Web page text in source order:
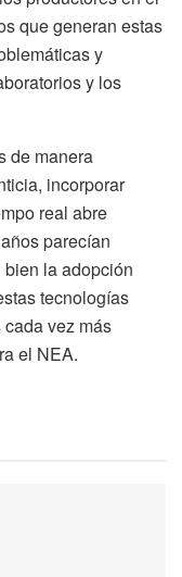
que generan estas
y
y los
de manera
incorporar
real abre
parecían
la adopción
tecnologías
vez más
el NEA.